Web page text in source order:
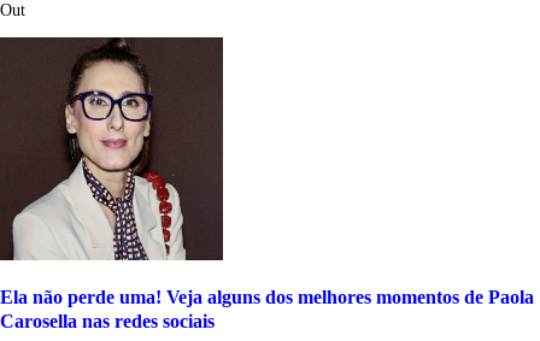
Out
Ela não perde uma! Veja alguns dos melhores momentos de Paola
Carosella nas redes sociais